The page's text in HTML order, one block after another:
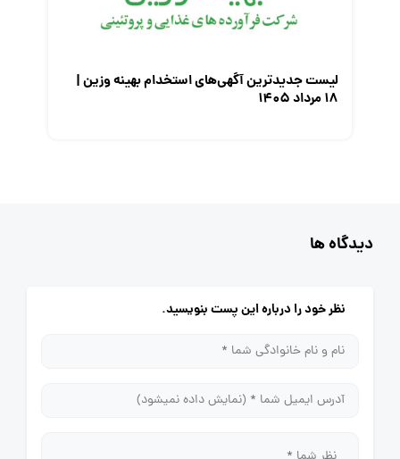
لیست جدیدترین آگهی‌های استخدام بهینه وزین |
۱۸ مرداد ۱۴۰۵
دیدگاه ها
نظر خود را درباره این پست بنویسید.